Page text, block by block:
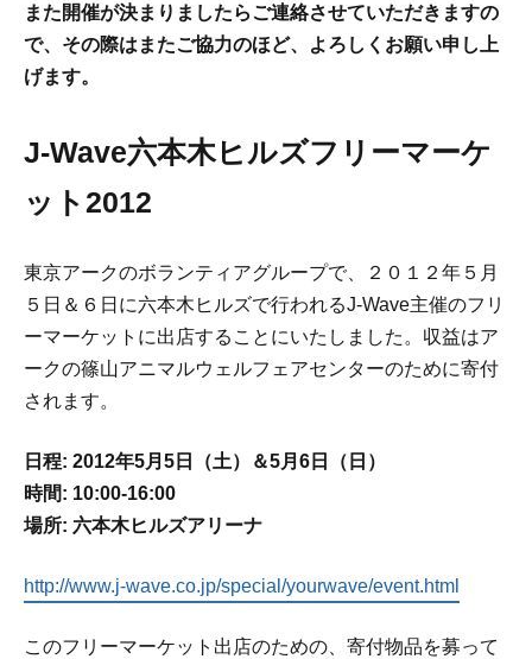
また開催が決まりましたらご連絡させていただきますの
で、その際はまたご協力のほど、よろしくお願い申し上
げます。
J-Wave六本木ヒルズフリーマーケ
ット2012
東京アークのボランティアグループで、２０１２年５月
５日＆６日に六本木ヒルズで行われるJ-Wave主催のフリ
ーマーケットに出店することにいたしました。収益はア
ークの篠山アニマルウェルフェアセンターのために寄付
されます。
日程: 2012年5月5日（土）＆5月6日（日）
時間: 10:00-16:00
場所: 六本木ヒルズアリーナ
http://www.j-wave.co.jp/special/yourwave/event.html
このフリーマーケット出店のための、寄付物品を募って